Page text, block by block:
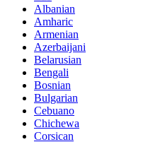
Albanian
Amharic
Armenian
Azerbaijani
Belarusian
Bengali
Bosnian
Bulgarian
Cebuano
Chichewa
Corsican